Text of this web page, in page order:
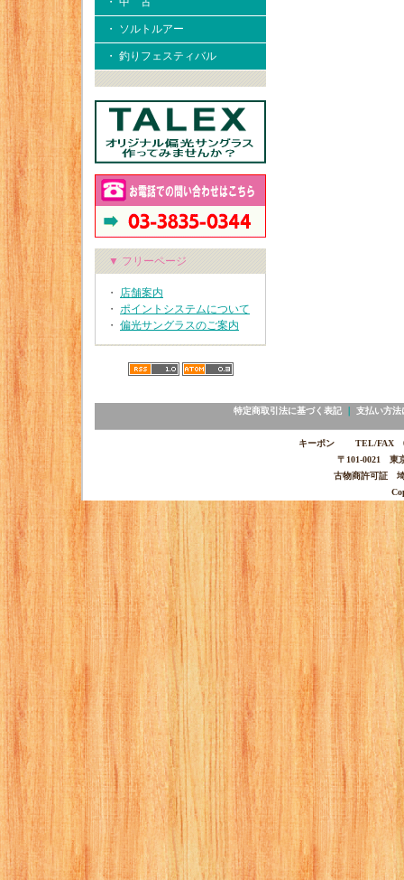
・ ソルトルアー
・ 釣りフェスティバル
▼ フリーページ
・ 店舗案内
・ ポイントシステムについて
・ 偏光サングラスのご案内
特定商取引法に基づく表記｜ 支払い方法
キーポン TEL/FAX
〒101-0021 東
古物商許可証